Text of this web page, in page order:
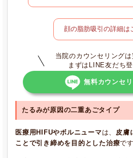
顔の脂肪吸引の詳細は
当院のカウンセリングは
まずはLINE友だち
無料カウンセ
たるみが原因の二重あごタイプ
医療用HIFUやボルニューマは、
皮膚
ことで引き締めを目的とした治療です